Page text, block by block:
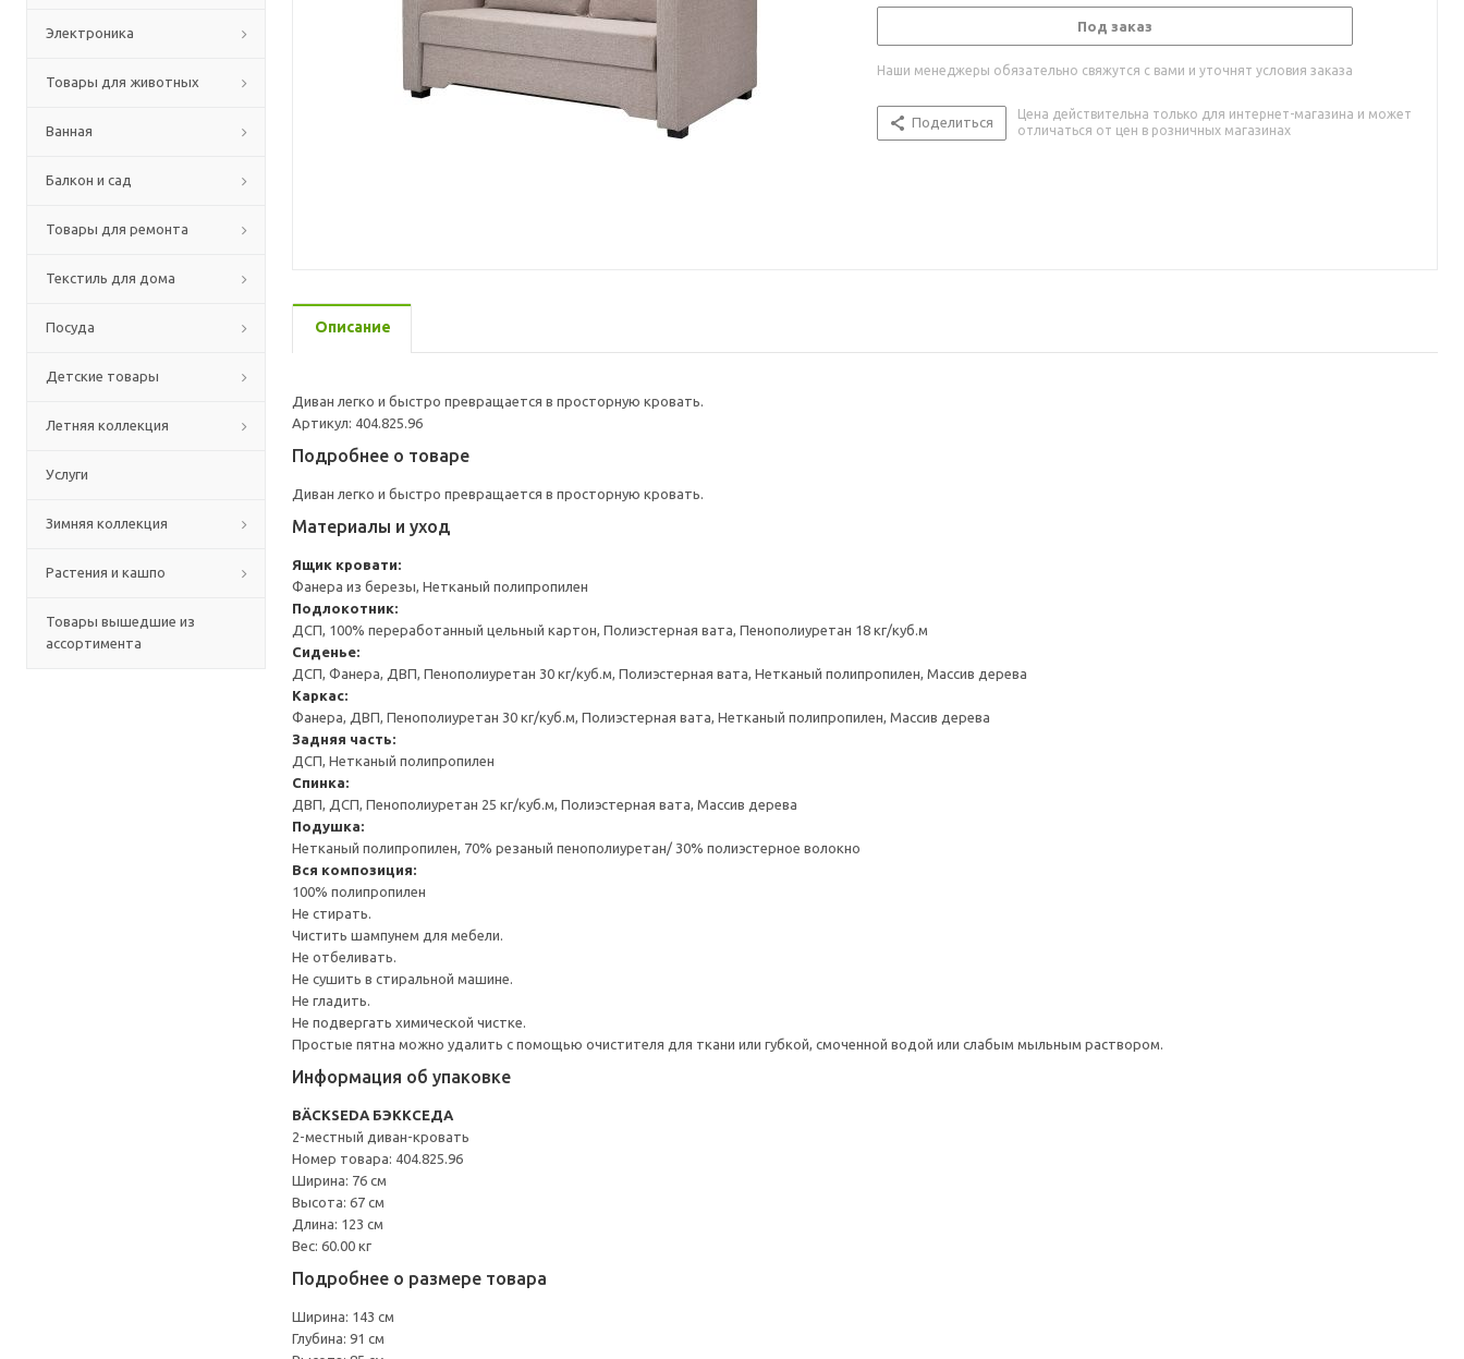
Электроника
Товары для животных
Ванная
Балкон и сад
Товары для ремонта
Текстиль для дома
Посуда
Детские товары
Летняя коллекция
Услуги
Зимняя коллекция
Растения и кашпо
Товары вышедшие из
ассортимента
Под заказ
Наши менеджеры обязательно свяжутся с вами и уточнят условия заказа
Поделиться
Цена действительна только для интернет-магазина и может
отличаться от цен в розничных магазинах
Описание
Диван легко и быстро превращается в просторную кровать.
Артикул: 404.825.96
Подробнее о товаре
Диван легко и быстро превращается в просторную кровать.
Материалы и уход
Ящик кровати:
Фанера из березы, Нетканый полипропилен
Подлокотник:
ДСП, 100% переработанный цельный картон, Полиэстерная вата, Пенополиуретан 18 кг/куб.м
Сиденье:
ДСП, Фанера, ДВП, Пенополиуретан 30 кг/куб.м, Полиэстерная вата, Нетканый полипропилен, Массив дерева
Каркас:
Фанера, ДВП, Пенополиуретан 30 кг/куб.м, Полиэстерная вата, Нетканый полипропилен, Массив дерева
Задняя часть:
ДСП, Нетканый полипропилен
Спинка:
ДВП, ДСП, Пенополиуретан 25 кг/куб.м, Полиэстерная вата, Массив дерева
Подушка:
Нетканый полипропилен, 70% резаный пенополиуретан/ 30% полиэстерное волокно
Вся композиция:
100% полипропилен
Не стирать.
Чистить шампунем для мебели.
Не отбеливать.
Не сушить в стиральной машине.
Не гладить.
Не подвергать химической чистке.
Простые пятна можно удалить с помощью очистителя для ткани или губкой, смоченной водой или слабым мыльным раствором.
Информация об упаковке
BÄCKSEDA БЭККСЕДА
2-местный диван-кровать
Номер товара: 404.825.96
Ширина: 76 см
Высота: 67 см
Длина: 123 см
Вес: 60.00 кг
Подробнее о размере товара
Ширина: 143 см
Глубина: 91 см